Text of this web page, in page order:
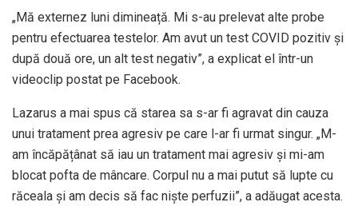
„Mă externez luni dimineață. Mi s-au prelevat alte probe
pentru efectuarea testelor. Am avut un test COVID pozitiv și
după două ore, un alt test negativ”, a explicat el într-un
videoclip postat pe Facebook.
Lazarus a mai spus că starea sa s-ar fi agravat din cauza
unui tratament prea agresiv pe care l-ar fi urmat singur. „M-
am încăpățânat să iau un tratament mai agresiv și mi-am
blocat pofta de mâncare. Corpul nu a mai putut să lupte cu
răceala și am decis să fac niște perfuzii”, a adăugat acesta.